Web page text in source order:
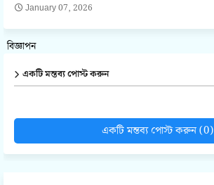
January 07, 2026
বিজ্ঞাপন
একটি মন্তব্য পোস্ট করুন
একটি মন্তব্য পোস্ট করুন (0)